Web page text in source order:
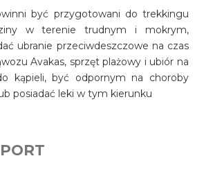
być przygotowani do trekkingu
w terenie trudnym i mokrym,
ubranie przeciwdeszczowe na czas
Avakas, sprzęt plażowy i ubiór na
kąpieli, być odpornym na choroby
posiadać leki w tym kierunku